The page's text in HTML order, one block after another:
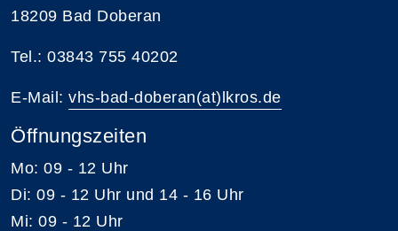
18209 Bad Doberan
Tel.: 03843 755 40202
E-Mail: vhs-bad-doberan(at)lkros.de
Öffnungszeiten
Mo: 09 - 12 Uhr
Di: 09 - 12 Uhr und 14 - 16 Uhr
Mi: 09 - 12 Uhr